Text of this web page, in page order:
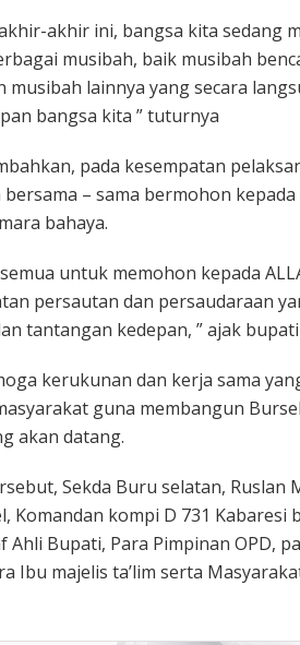
akhir ini, bangsa kita sedang
musibah, baik musibah
lainnya yang secara
bangsa kita ” tuturnya
pada kesempatan
– sama bermohon
bahaya.
untuk memohon kepada
persautan dan persaudaraan
tantangan kedepan, ” ajak bupati
kerukunan dan kerja sama
guna membangun
akan datang.
Sekda Buru selatan,
Komandan kompi D 731
Ahli Bupati, Para Pimpinan OPD,
Ibu majelis ta’lim serta